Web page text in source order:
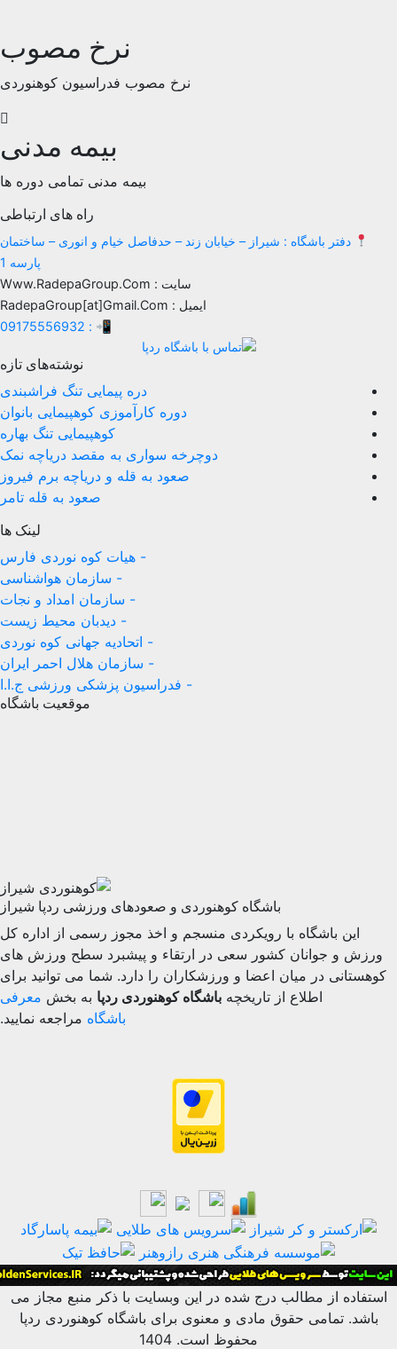
نرخ مصوب
نرخ مصوب فدراسیون کوهنوردی
بیمه مدنی
بیمه مدنی تمامی دوره ها
راه های ارتباطی
باشگاه : شیراز – خیابان زند – حدفاصل خیام و انوری – ساختمان
نوشته‌های تازه
دره پیمایی تنگ فراشبندی
دوره کارآموزی کوهپیمایی بانوان
کوهپیمایی تنگ بهاره
دوچرخه سواری به مقصد دریاچه نمک
صعود به قله و دریاچه برم فیروز
صعود به قله تامر
- هیات کوه نوردی فارس
- سازمان هواشناسی
- سازمان امداد و نجات
- دیدبان محیط زیست
- اتحادیه جهانی کوه نوردی
- سازمان هلال احمر ایران
- فدراسیون پزشکی ورزشی ج.ا.ا
موقعیت باشگاه
باشگاه کوهنوردی و صعودهای ورزشی ردپا شیراز
باشگاه با رویکردی منسجم و اخذ مجوز رسمی از اداره کل
جوانان کشور سعی در ارتقاء و پیشبرد سطح ورزش های
در میان اعضا و ورزشکاران را دارد. شما می توانید برای
اطلاع از تاریخچهباشگاه کوهنوردی ردپا به بخشمعرفی
مراجعه نمایید.
از مطالب درج شده در این وبسایت با ذکر منبع مجاز می
تمامی حقوق مادی و معنوی برای باشگاه کوهنوردی ردپا
محفوظ است. 1404